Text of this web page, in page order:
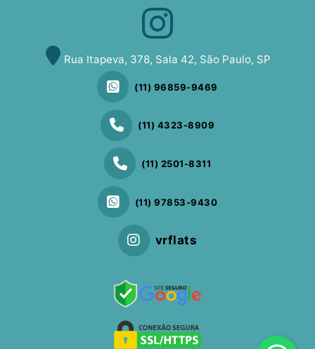
Rua Itapeva, 378, Sala 42, São Paulo, SP
(11) 96859-9469
(11) 4323-8909
(11) 2501-8311
(11) 97853-9430
vrflats